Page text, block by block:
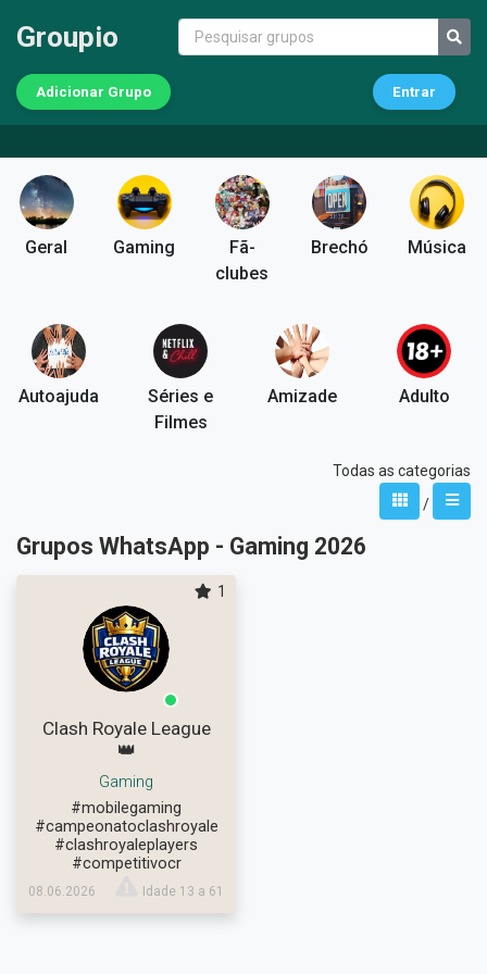
Groupio
Adicionar Grupo Entrar
Geral Gaming
Fã-
clubes
Brechó Música
Autoajuda
Séries e
Filmes
Amizade Adulto
Todas as categorias
/
Grupos WhatsApp - Gaming 2026
1
Clash Royale League
👑
Gaming
#mobilegaming
#campeonatoclashroyale
#clashroyaleplayers
#competitivocr
08.06.2026 Idade 13 a 61